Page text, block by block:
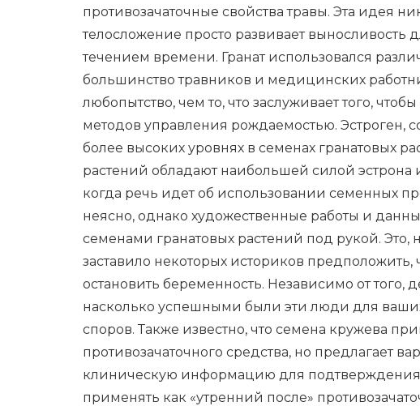
противозачаточные свойства травы. Эта идея
телосложение просто развивает выносливость
течением времени. Гранат использовался
большинство травников и медицинских
любопытство, чем то, что заслуживает того,
методов управления рождаемостью. Эстроген,
более высоких уровнях в семенах гранатовых
растений обладают наибольшей силой эстрона
когда речь идет об использовании семенных
неясно, однако художественные работы и
семенами гранатовых растений под рукой.
заставило некоторых историков
остановить беременность. Независимо от
насколько успешными были эти люди для
споров. Также известно, что семена кружева
противозачаточного средства, но предлагает
клиническую информацию для подтверждения
применять как «утренний после»